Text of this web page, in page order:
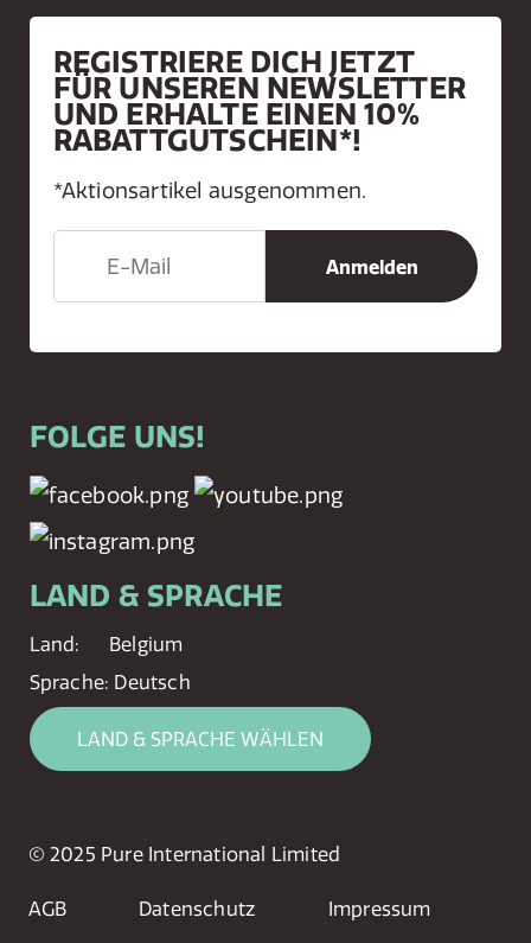
REGISTRIERE DICH JETZT
FÜR UNSEREN NEWSLETTER
UND ERHALTE EINEN 10%
RABATTGUTSCHEIN*!
*Aktionsartikel ausgenommen.
FOLGE UNS!
LAND & SPRACHE
Land:
Belgium
Sprache: Deutsch
LAND & SPRACHE WÄHLEN
© 2025 Pure International Limited
AGB Datenschutz Impressum